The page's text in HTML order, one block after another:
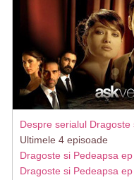
Despre serialul Dragoste
Ultimele 4 episoade
Dragoste si Pedeapsa
Dragoste si Pedeapsa ep